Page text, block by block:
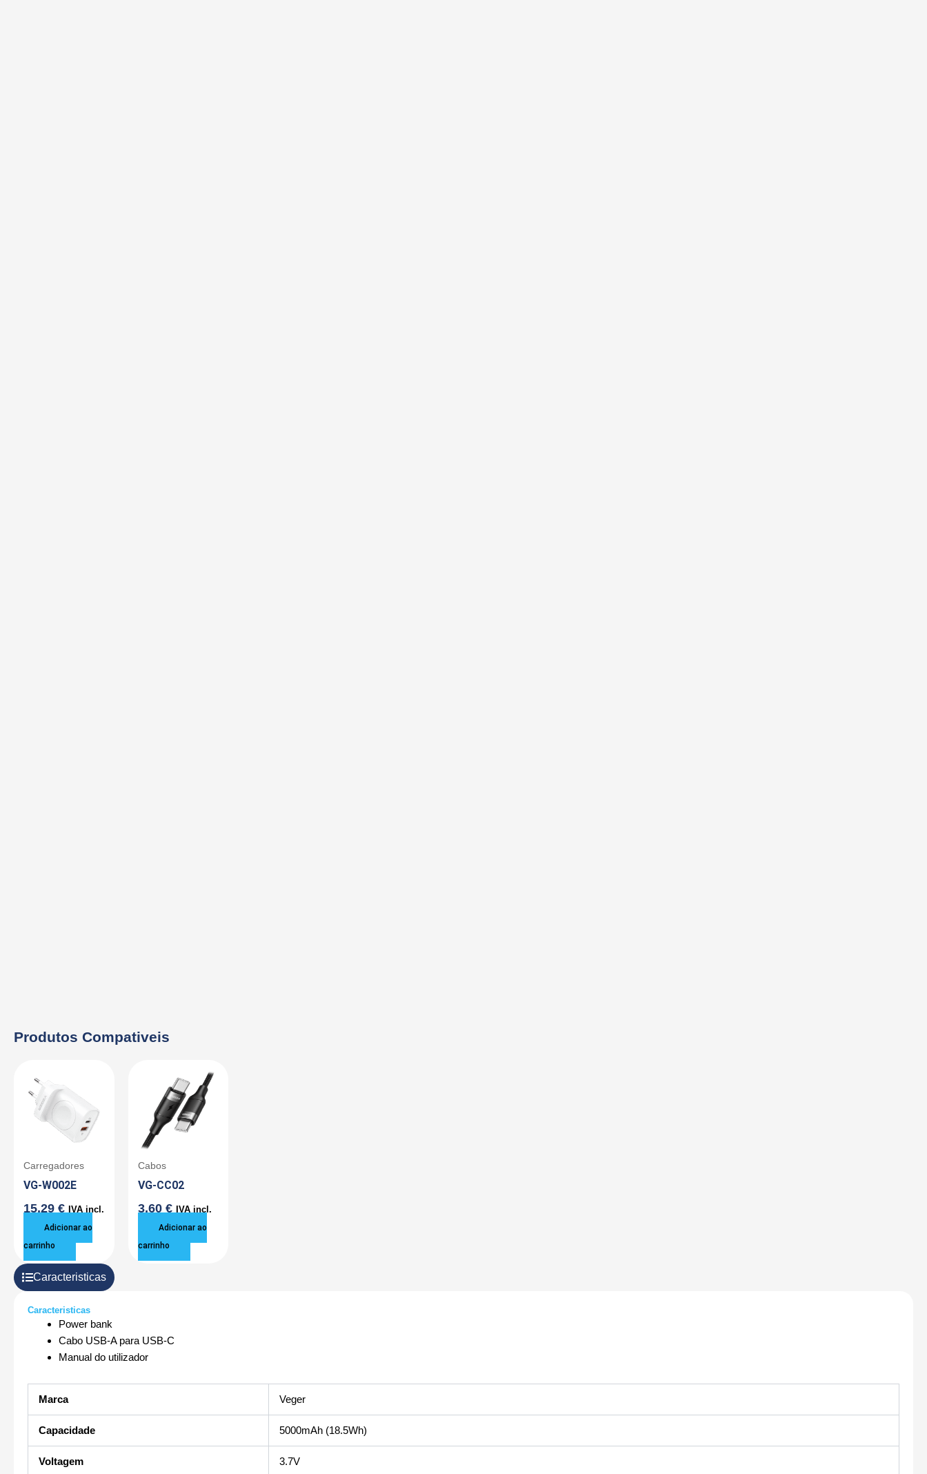
Produtos Compativeis
Carregadores
VG-W002E
15,29 € IVA incl.
Adicionar ao
carrinho
Cabos
VG-CC02
3,60 € IVA incl.
Adicionar ao
carrinho
Caracteristicas
Caracteristicas
Power bank
Cabo USB-A para USB-C
Manual do utilizador
Marca Veger
Capacidade 5000mAh (18.5Wh)
Voltagem 3.7V